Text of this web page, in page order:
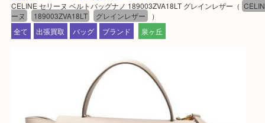
買取専門 大吉 泉北アクロスモール店に来てよかった！と思ってい
一点一点を丁寧に査定させていただきます！
最後に当店では現在、正社員を募集しておりますのでご興味ある方
求人要項はここをクリック
Facebook
Twitter
Line